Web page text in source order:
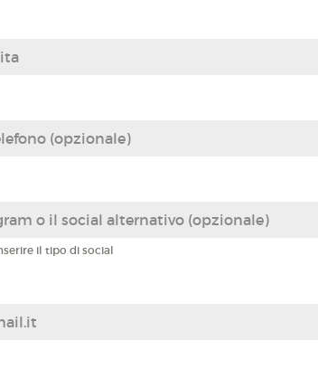
il tipo di social